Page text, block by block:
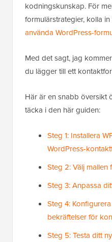
kodningskunskap. För
formulärstrategier, kolla in
använda WordPress-
Med det sagt, jag
du lägger till ett
Här är en snabb översikt
täcka i den här guiden:
Steg 1: Installera
WordPress-
Steg 2: Välj
Steg 3: Anpassa
Steg 4:
bekräftelser för
Steg 5: Testa ditt